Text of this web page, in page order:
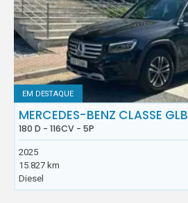
EM DESTAQUE
MERCEDES-BENZ CLASSE GLB
180 D - 116CV - 5P
2025
15.827 km
Diesel